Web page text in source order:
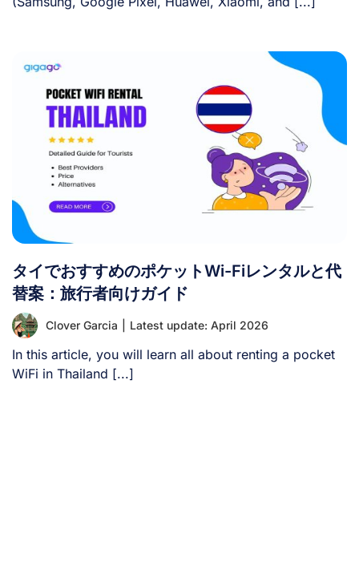
タイでおすすめのポケットWi-Fiレンタルと代
替案：旅行者向けガイド
Clover Garcia Latest update: April 2026
In this article, you will learn all about renting a pocket
WiFi in Thailand [...]